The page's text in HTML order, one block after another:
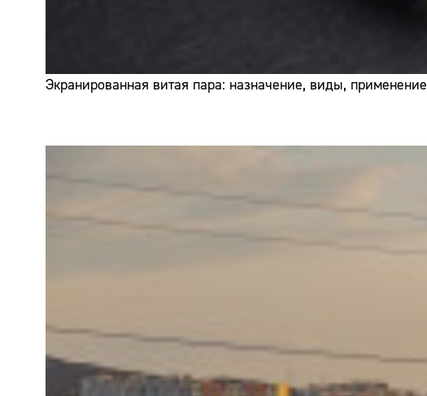
Экранированная витая пара: назначение, виды, применение